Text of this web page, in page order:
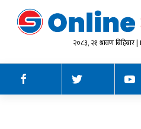
२०८३, २१ श्रावण